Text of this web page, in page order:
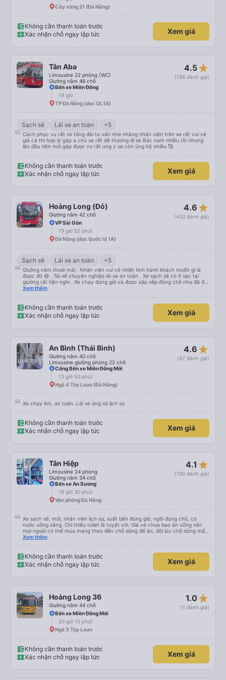
Cây xăng 21 (Đà Nẵng)
Không cần thanh toán trước
Xác nhận chỗ ngay lập tức
Xem giá
Tân Aba
Limousine 22 phòng (WC)
Giường nằm 46 chỗ
4.5 star_rate
(198 đánh giá)
Bến xe Miền Đông
19 giờ
TP Đà Nẵng (dọc QL1A)
Sạch sẽ Lái xe an toàn +5
Cách phục vụ rất ok tổng đài tư vấn nhe nhàng nhân viên trên xe rất vui vẻ
giá cả thi hợp lý gặp a chủ xe rất dễ thương đi xe Bắc nam nhiều rồi nhưng
lần đầu tiên mới gặp được nx rất ung ý se còn ủng hộ nhiều 🥰
Không cần thanh toán trước
Xác nhận chỗ ngay lập tức
Xem giá
Hoàng Long (Đỏ)
Giường nằm 42 chỗ
4.6 star_rate
(433 đánh giá)
VP Sài Gòn
19 giờ 52 phút
Đà Nẵng (dọc Quốc lộ 1A)
Sạch sẽ Lái xe an toàn +5
Giường nằm thoải mái . Nhân viên vui vẻ nhiệt tình hành khách muốn gì là
được đó 😆 . Tài xế chuyên nghiệp lái xe an toàn . Xe sạch sẽ có ổ sạc tại
giường rất tiện nghi . Xe chạy đúng giờ và được sắp xếp đúng chỗ như đã đặt
. Điểm 10 cho hoàng long đỏ 👍
Xem thêm
Không cần thanh toán trước
Xác nhận chỗ ngay lập tức
Xem giá
An Bình (Thái Bình)
Giường nằm 40 chỗ
Limousine giường phòng 22 chỗ
4.6 star_rate
(87 đánh giá)
Cổng Bến xe Miền Đông Mới
13 giờ 50 phút
Ngã 4 Túy Loan (Đà Nẵng)
Xe chạy êm, an toàn. Lái xe ứng xử lịch sự
Không cần thanh toán trước
Xác nhận chỗ ngay lập tức
Xem giá
Tân Hiệp
Limousine 24 phòng
Giường nằm 34 chỗ
4.1 star_rate
(190 đánh giá)
Bến xe An Sương
19 giờ 30 phút
Văn phòng Đà Nẵng
Xe sạch sẽ, mới, nhân viên lịch sự, xuất bến đúng giờ, ngồi đúng chỗ, có
nước uống sẵng. Chỉ thiếu toilet là tuyệt vời. Giá vé chưa bao ăn uống nên
mọi ngưòi có thể mua mang theo đến chỗ dừng để ăn, đôi lúc chỗ dừng mấy
món bạn ko thích hoặc giá cả hơi cao! Còn lại nhà xe rất ok, nên đi.
Xem thêm
Không cần thanh toán trước
Xác nhận chỗ ngay lập tức
Xem giá
Hoàng Long 36
Giường nằm 44 chỗ
1.0 star_rate
(1 đánh giá)
Bến xe Miền Đông Mới
20 giờ 15 phút
Ngã 3 Túy Loan
Không cần thanh toán trước
Xác nhận chỗ ngay lập tức
Xem giá